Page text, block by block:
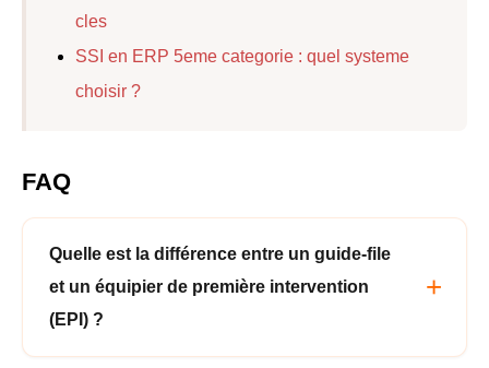
cles
SSI en ERP 5eme categorie : quel systeme
choisir ?
FAQ
Quelle est la différence entre un guide-file
et un équipier de première intervention
(EPI) ?